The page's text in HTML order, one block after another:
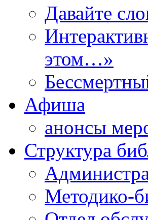
Давайте
этом…»
Афиша
анонсы
Структура
Методико-